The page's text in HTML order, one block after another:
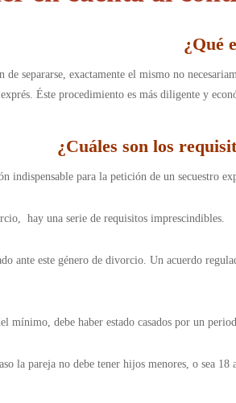
¿Qué
separarse, exactamente el mismo no
Éste procedimiento es más diligente y
¿Cuáles son los
indispensable para la petición de un secuestro
hay una serie de requisitos imprescindibles.
ante este género de divorcio. Un acuerdo
debe haber estado casados por un
la pareja no debe tener hijos menores, o sea 18